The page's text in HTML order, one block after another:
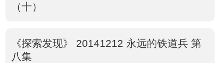
（十）
《探索发现》 20141212 永远的铁道兵 第
八集